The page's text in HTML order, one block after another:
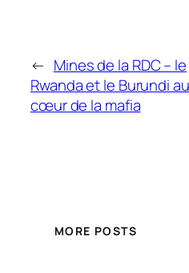
← Mines de la RDC – le
Rwanda et le Burundi au
cœur de la mafia
MORE POSTS